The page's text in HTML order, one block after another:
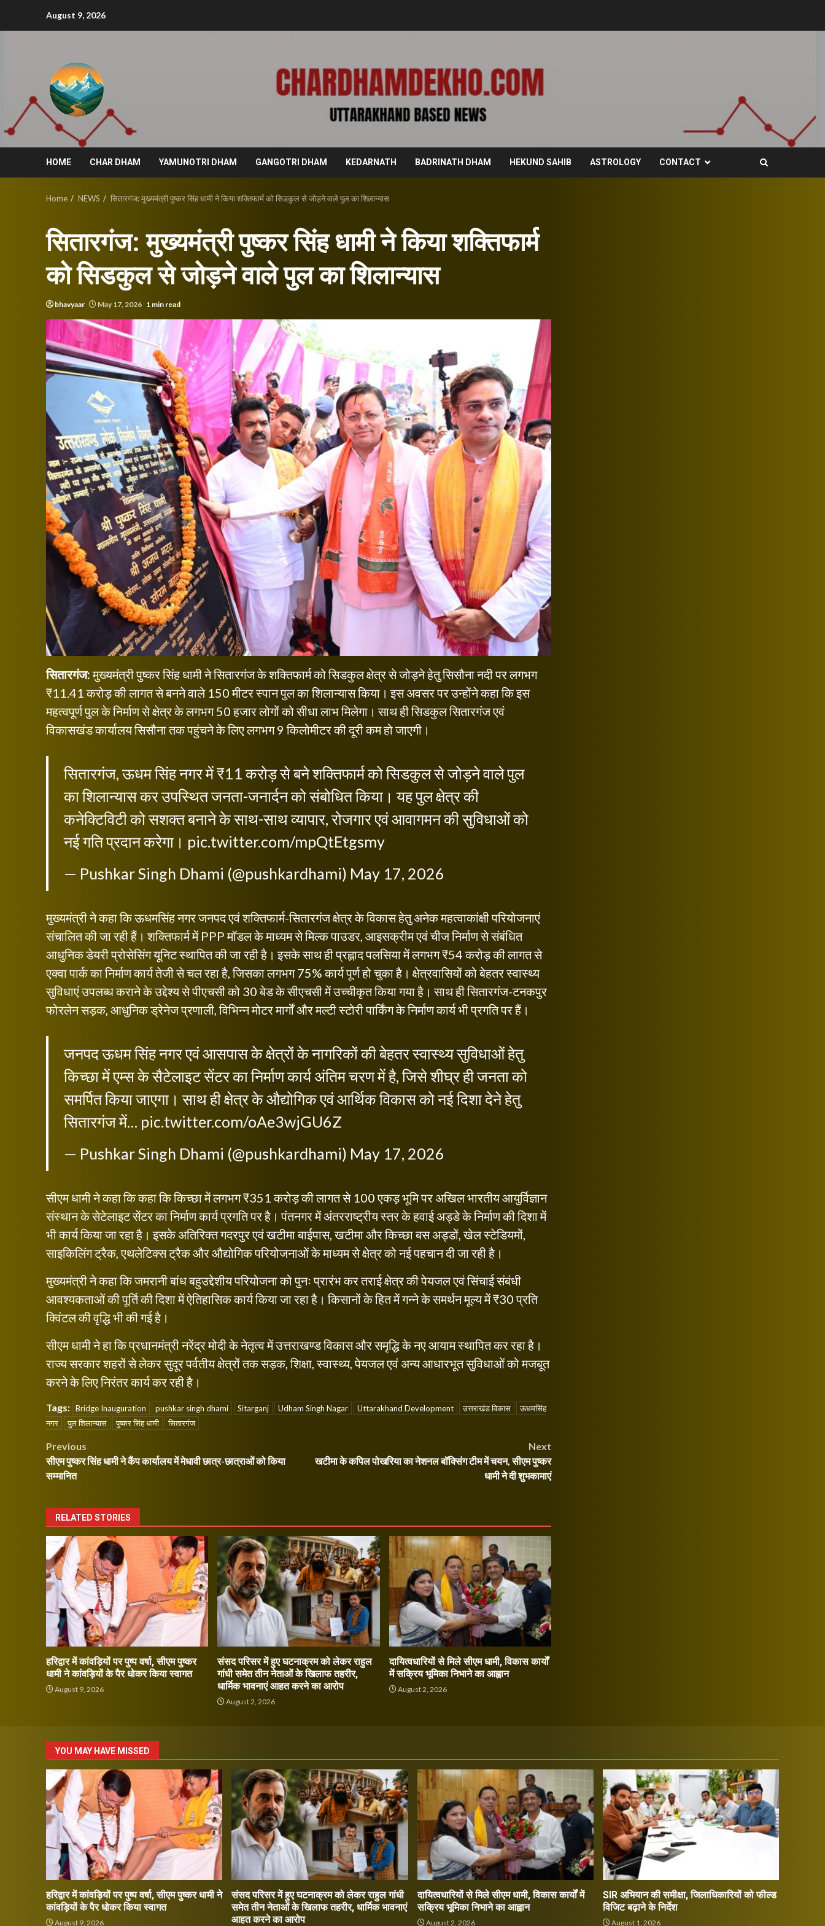
August 9, 2026
HOME CHAR DHAM YAMUNOTRI DHAM GANGOTRI DHAM KEDARNATH BADRINATH DHAM HEKUND SAHIB ASTROLOGY CONTACT
Home NEWS सितारगंज: मुख्यमंत्री पुष्कर सिंह धामी ने किया शक्तिफार्म को सिडकुल से जोड़ने वाले पुल का शिलान्यास
सितारगंज: मुख्यमंत्री पुष्कर सिंह धामी ने किया शक्तिफार्म
को सिडकुल से जोड़ने वाले पुल का शिलान्यास
bhavyaar May 17, 2026 1 min read
सितारगंज:मुख्यमंत्री पुष्कर सिंह धामी ने सितारगंज के शक्तिफार्म को सिडकुल क्षेत्र से जोड़ने हेतु सिसौना नदी पर लगभग
₹11.41 करोड़ की लागत से बनने वाले 150 मीटर स्पान पुल का शिलान्यास किया। इस अवसर पर उन्होंने कहा कि इस
महत्वपूर्ण पुल के निर्माण से क्षेत्र के लगभग 50 हजार लोगों को सीधा लाभ मिलेगा। साथ ही सिडकुल सितारगंज एवं
विकासखंड कार्यालय सिसौना तक पहुंचने के लिए लगभग 9 किलोमीटर की दूरी कम हो जाएगी।
सितारगंज, ऊधम सिंह नगर में ₹11 करोड़ से बने शक्तिफार्म को सिडकुल से जोड़ने वाले पुल
का शिलान्यास कर उपस्थित जनता-जनार्दन को संबोधित किया। यह पुल क्षेत्र की
कनेक्टिविटी को सशक्त बनाने के साथ-साथ व्यापार, रोजगार एवं आवागमन की सुविधाओं को
नई गति प्रदान करेगा। pic.twitter.com/mpQtEtgsmy
— Pushkar Singh Dhami (@pushkardhami) May 17, 2026
मुख्यमंत्री ने कहा कि ऊधमसिंह नगर जनपद एवं शक्तिफार्म-सितारगंज क्षेत्र के विकास हेतु अनेक महत्वाकांक्षी परियोजनाएं
संचालित की जा रही हैं। शक्तिफार्म में PPP मॉडल के माध्यम से मिल्क पाउडर, आइसक्रीम एवं चीज निर्माण से संबंधित
आधुनिक डेयरी प्रोसेसिंग यूनिट स्थापित की जा रही है। इसके साथ ही प्रह्लाद पलसिया में लगभग ₹54 करोड़ की लागत से
एक्वा पार्क का निर्माण कार्य तेजी से चल रहा है, जिसका लगभग 75% कार्य पूर्ण हो चुका है। क्षेत्रवासियों को बेहतर स्वास्थ्य
सुविधाएं उपलब्ध कराने के उद्देश्य से पीएचसी को 30 बेड के सीएचसी में उच्चीकृत किया गया है। साथ ही सितारगंज-टनकपुर
फोरलेन सड़क, आधुनिक ड्रेनेज प्रणाली, विभिन्न मोटर मार्गों और मल्टी स्टोरी पार्किंग के निर्माण कार्य भी प्रगति पर हैं।
जनपद ऊधम सिंह नगर एवं आसपास के क्षेत्रों के नागरिकों की बेहतर स्वास्थ्य सुविधाओं हेतु
किच्छा में एम्स के सैटेलाइट सेंटर का निर्माण कार्य अंतिम चरण में है, जिसे शीघ्र ही जनता को
समर्पित किया जाएगा। साथ ही क्षेत्र के औद्योगिक एवं आर्थिक विकास को नई दिशा देने हेतु
सितारगंज में… pic.twitter.com/oAe3wjGU6Z
— Pushkar Singh Dhami (@pushkardhami) May 17, 2026
सीएम धामी ने कहा कि कहा कि किच्छा में लगभग ₹351 करोड़ की लागत से 100 एकड़ भूमि पर अखिल भारतीय आयुर्विज्ञान
संस्थान के सेटेलाइट सेंटर का निर्माण कार्य प्रगति पर है। पंतनगर में अंतरराष्ट्रीय स्तर के हवाई अड्डे के निर्माण की दिशा में
भी कार्य किया जा रहा है। इसके अतिरिक्त गदरपुर एवं खटीमा बाईपास, खटीमा और किच्छा बस अड्डों, खेल स्टेडियमों,
साइकिलिंग ट्रैक, एथलेटिक्स ट्रैक और औद्योगिक परियोजनाओं के माध्यम से क्षेत्र को नई पहचान दी जा रही है।
मुख्यमंत्री ने कहा कि जमरानी बांध बहुउद्देशीय परियोजना को पुनः प्रारंभ कर तराई क्षेत्र की पेयजल एवं सिंचाई संबंधी
आवश्यकताओं की पूर्ति की दिशा में ऐतिहासिक कार्य किया जा रहा है। किसानों के हित में गन्ने के समर्थन मूल्य में ₹30 प्रति
क्विंटल की वृद्धि भी की गई है।
सीएम धामी ने हा कि प्रधानमंत्री नरेंद्र मोदी के नेतृत्व में उत्तराखण्ड विकास और समृद्धि के नए आयाम स्थापित कर रहा है।
राज्य सरकार शहरों से लेकर सुदूर पर्वतीय क्षेत्रों तक सड़क, शिक्षा, स्वास्थ्य, पेयजल एवं अन्य आधारभूत सुविधाओं को मजबूत
करने के लिए निरंतर कार्य कर रही है।
Tags: Bridge Inauguration pushkar singh dhami Sitarganj Udham Singh Nagar Uttarakhand Development उत्तराखंड विकास
ऊधमसिंह
नगर
पुल शिलान्यास पुष्कर सिंह धामी सितारगंज
Post
navigation
Previous
सीएम पुष्कर सिंह धामी ने कैंप कार्यालय में मेधावी छात्र-छात्राओं को किया
सम्मानित
Next
खटीमा के कपिल पोखरिया का नेशनल बॉक्सिंग टीम में चयन, सीएम पुष्कर
धामी ने दी शुभकामाएं
RELATED STORIES
हरिद्वार में कांवड़ियों पर पुष्प वर्षा, सीएम पुष्कर
धामी ने कांवड़ियों के पैर धोकर किया स्वागत
August 9, 2026
संसद परिसर में हुए घटनाक्रम को लेकर राहुल
गांधी समेत तीन नेताओं के खिलाफ तहरीर,
धार्मिक भावनाएं आहत करने का आरोप
August 2, 2026
दायित्वधारियों से मिले सीएम धामी, विकास कार्यों
में सक्रिय भूमिका निभाने का आह्वान
August 2, 2026
YOU MAY HAVE MISSED
हरिद्वार में कांवड़ियों पर पुष्प वर्षा, सीएम पुष्कर धामी ने
कांवड़ियों के पैर धोकर किया स्वागत
August 9, 2026
संसद परिसर में हुए घटनाक्रम को लेकर राहुल गांधी
समेत तीन नेताओं के खिलाफ तहरीर, धार्मिक भावनाएं
आहत करने का आरोप
दायित्वधारियों से मिले सीएम धामी, विकास कार्यों में
सक्रिय भूमिका निभाने का आह्वान
August 2, 2026
SIR अभियान की समीक्षा, जिलाधिकारियों को फील्ड
विजिट बढ़ाने के निर्देश
August 1, 2026